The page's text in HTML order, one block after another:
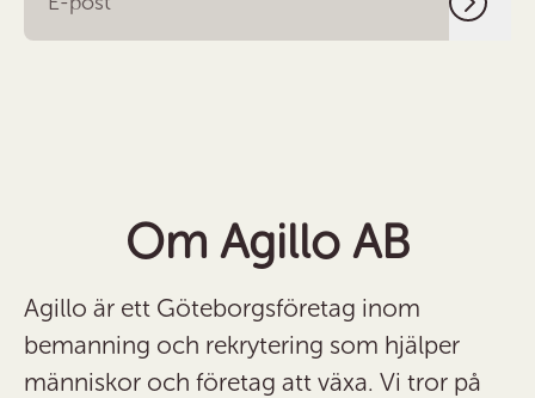
Om Agillo AB
Agillo är ett Göteborgsföretag inom
bemanning och rekrytering som hjälper
människor och företag att växa. Vi tror på